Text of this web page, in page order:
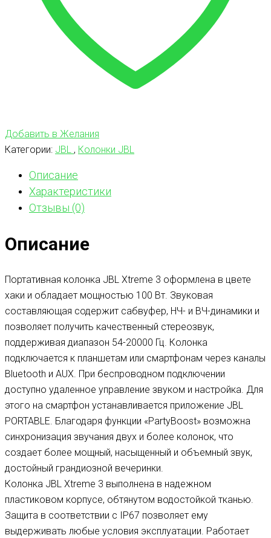
Добавить в Желания
Категории: JBL , Колонки JBL
Описание
Характеристики
Отзывы (0)
Описание
Портативная колонка JBL Xtreme 3 оформлена в цвете
хаки и обладает мощностью 100 Вт. Звуковая
составляющая содержит сабвуфер, НЧ- и ВЧ-динамики и
позволяет получить качественный стереозвук,
поддерживая диапазон 54-20000 Гц. Колонка
подключается к планшетам или смартфонам через каналы
Bluetooth и AUX. При беспроводном подключении
доступно удаленное управление звуком и настройка. Для
этого на смартфон устанавливается приложение JBL
PORTABLE. Благодаря функции «PartyBoost» возможна
синхронизация звучания двух и более колонок, что
создает более мощный, насыщенный и объемный звук,
достойный грандиозной вечеринки.
Колонка JBL Xtreme 3 выполнена в надежном
пластиковом корпусе, обтянутом водостойкой тканью.
Защита в соответствии с IP67 позволяет ему
выдерживать любые условия эксплуатации. Работает